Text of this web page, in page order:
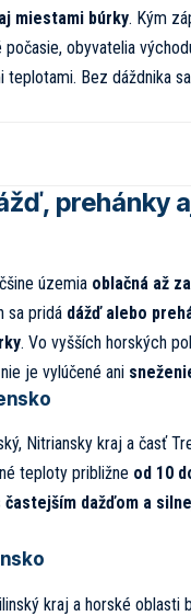
miestami búrky. Kým
počasie, obyvatelia
teplotami. Bez dáždnika
prehánky
územia oblačná až
sa pridá dážď alebo
. Vo vyšších horských
je vylúčené ani
Nitriansky kraj a časť
teploty približne od 10
častejším dažďom a
kraj a horské oblasti